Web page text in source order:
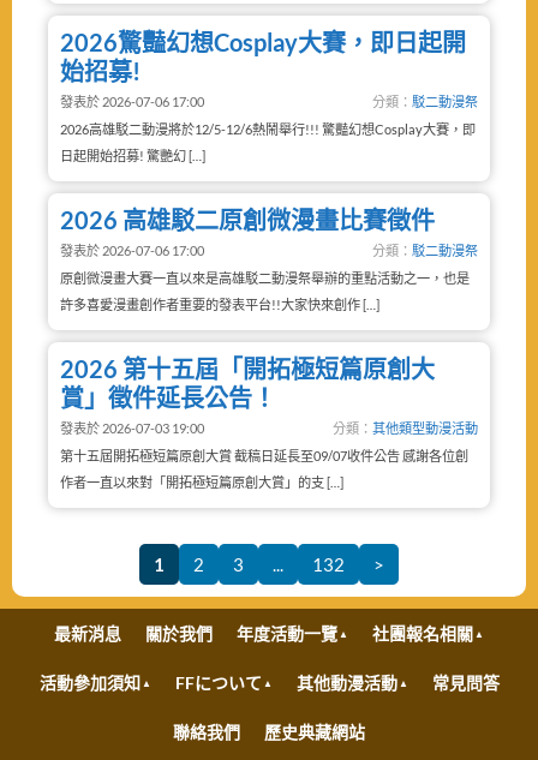
2026驚豔幻想Cosplay大賽，即日起開
始招募!
發表於 2026-07-06 17:00 分類： 駁二動漫祭
2026高雄駁二動漫將於12/5-12/6熱鬧舉行!!! 驚豔幻想Cosplay大賽，即
日起開始招募! 驚艷幻 […]
2026 高雄駁二原創微漫畫比賽徵件
發表於 2026-07-06 17:00 分類： 駁二動漫祭
原創微漫畫大賽一直以來是高雄駁二動漫祭舉辦的重點活動之一，也是
許多喜愛漫畫創作者重要的發表平台!!大家快來創作 […]
2026 第十五屆「開拓極短篇原創大
賞」徵件延長公告！
發表於 2026-07-03 19:00 分類： 其他類型動漫活動
第十五屆開拓極短篇原創大賞 截稿日延長至09/07收件公告 感謝各位創
作者一直以來對「開拓極短篇原創大賞」的支 […]
1 2 3 ... 132 >
最新消息 關於我們 年度活動一覽 社團報名相關
活動參加須知 FFについて 其他動漫活動 常見問答
聯絡我們 歷史典藏網站